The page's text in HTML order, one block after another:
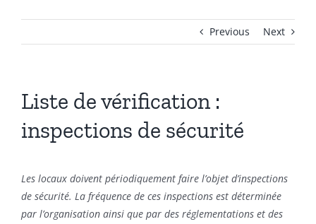
Previous Next
Liste de vérification :
inspections de sécurité
Les locaux doivent périodiquement faire l’objet d’inspections
de sécurité. La fréquence de ces inspections est déterminée
par l’organisation ainsi que par des réglementations et des